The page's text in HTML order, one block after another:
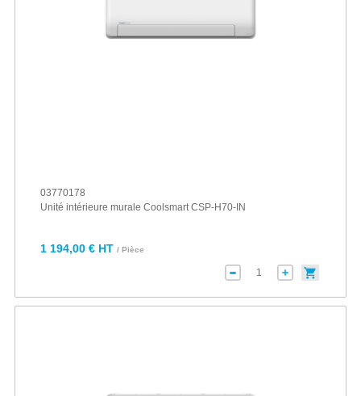
03770178
Unité intérieure murale Coolsmart CSP-H70-IN
1 194,00 € HT / Pièce